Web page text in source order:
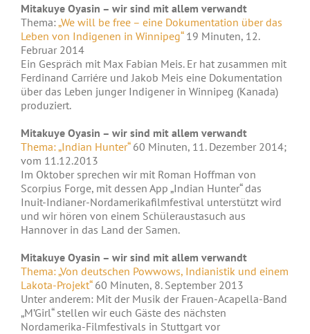
Mitakuye Oyasin – wir sind mit allem verwandt
Thema: „We will be free – eine Dokumentation über das
Leben von Indigenen in Winnipeg“ 19 Minuten, 12.
Februar 2014
Ein Gespräch mit Max Fabian Meis. Er hat zusammen mit
Ferdinand Carriére und Jakob Meis eine Dokumentation
über das Leben junger Indigener in Winnipeg (Kanada)
produziert.
Mitakuye Oyasin – wir sind mit allem verwandt
Thema: „Indian Hunter“ 60 Minuten, 11. Dezember 2014;
vom 11.12.2013
Im Oktober sprechen wir mit Roman Hoffman von
Scorpius Forge, mit dessen App „Indian Hunter“ das
Inuit-Indianer-Nordamerikafilmfestival unterstützt wird
und wir hören von einem Schüleraustasuch aus
Hannover in das Land der Samen.
Mitakuye Oyasin – wir sind mit allem verwandt
Thema: „Von deutschen Powwows, Indianistik und einem
Lakota-Projekt“60 Minuten, 8. September 2013
Unter anderem: Mit der Musik der Frauen-Acapella-Band
„M’Girl“ stellen wir euch Gäste des nächsten
Nordamerika-Filmfestivals in Stuttgart vor